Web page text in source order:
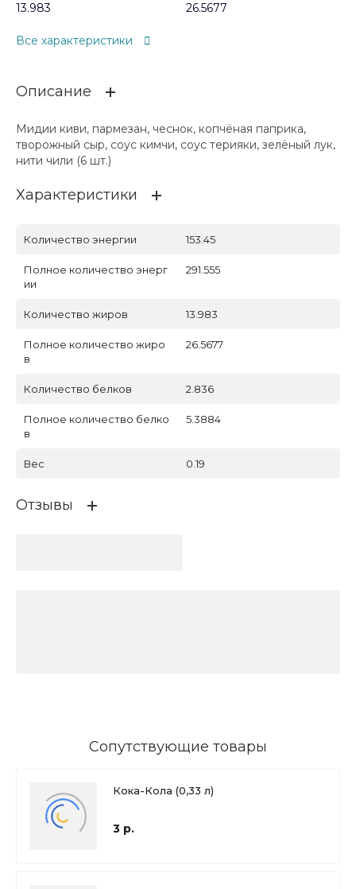
13.983
26.5677
Все характеристики
Описание
Мидии киви, пармезан, чеснок, копчёная паприка,
творожный сыр, соус кимчи, соус терияки, зелёный лук,
нити чили (6 шт.)
Характеристики
Количество энергии 153.45
Полное количество энерг
ии
291.555
Количество жиров 13.983
Полное количество жиро
в
26.5677
Количество белков 2.836
Полное количество белко
в
5.3884
Вес 0.19
Отзывы
Сопутствующие товары
Кока-Кола (0,33 л)
3 р.